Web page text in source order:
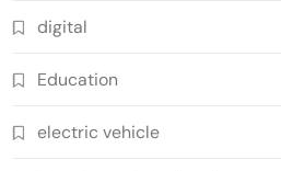
digital
Education
electric vehicle